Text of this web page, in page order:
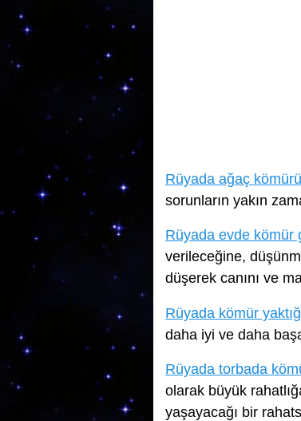
Rüyada ağaç
sorunların yakın
Rüyada evde kömür
verileceğine,
düşerek canını ve
Rüyada kömür
daha iyi ve daha
Rüyada torbada
olarak büyük
yaşayacağı bir